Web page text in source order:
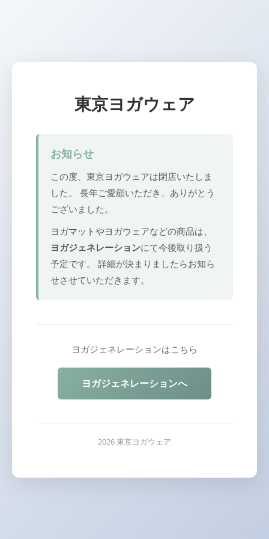
東京ヨガウェア
お知らせ
この度、東京ヨガウェアは閉店いたしま
した。 長年ご愛顧いただき、ありがとう
ございました。
ヨガマットやヨガウェアなどの商品は、
ヨガジェネレーションにて今後取り扱う
予定です。 詳細が決まりましたらお知ら
せさせていただきます。
ヨガジェネレーションはこちら
ヨガジェネレーションへ
2026 東京ヨガウェア